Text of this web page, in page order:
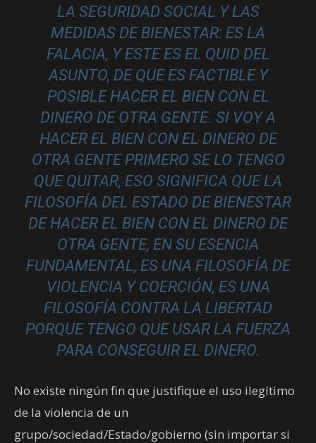
LA SEGURIDAD SOCIAL Y LAS
MEDIDAS DE BIENESTAR: ES LA
FALACIA, Y ESTE ES EL QUID DEL
ASUNTO, DE QUE ES FACTIBLE Y
POSIBLE HACER EL BIEN CON EL
DINERO DE OTRA GENTE. SI VOY A
HACER EL BIEN CON EL DINERO DE
OTRA GENTE PRIMERO SE LO TENGO
QUE QUITAR, ESO SIGNIFICA QUE LA
FILOSOFÍA DEL ESTADO DE BIENESTAR
DE HACER EL BIEN CON EL DINERO DE
OTRA GENTE, EN SU ESENCIA
FUNDAMENTAL, ES UNA FILOSOFÍA DE
VIOLENCIA Y COERCIÓN, ES UNA
FILOSOFÍA CONTRA LA LIBERTAD
PORQUE TENGO QUE USAR LA FUERZA
PARA CONSEGUIR EL DINERO.
No existe ningún fin que justifique el uso ilegítimo
de la violencia de un
grupo/sociedad/Estado/gobierno (sin importar si